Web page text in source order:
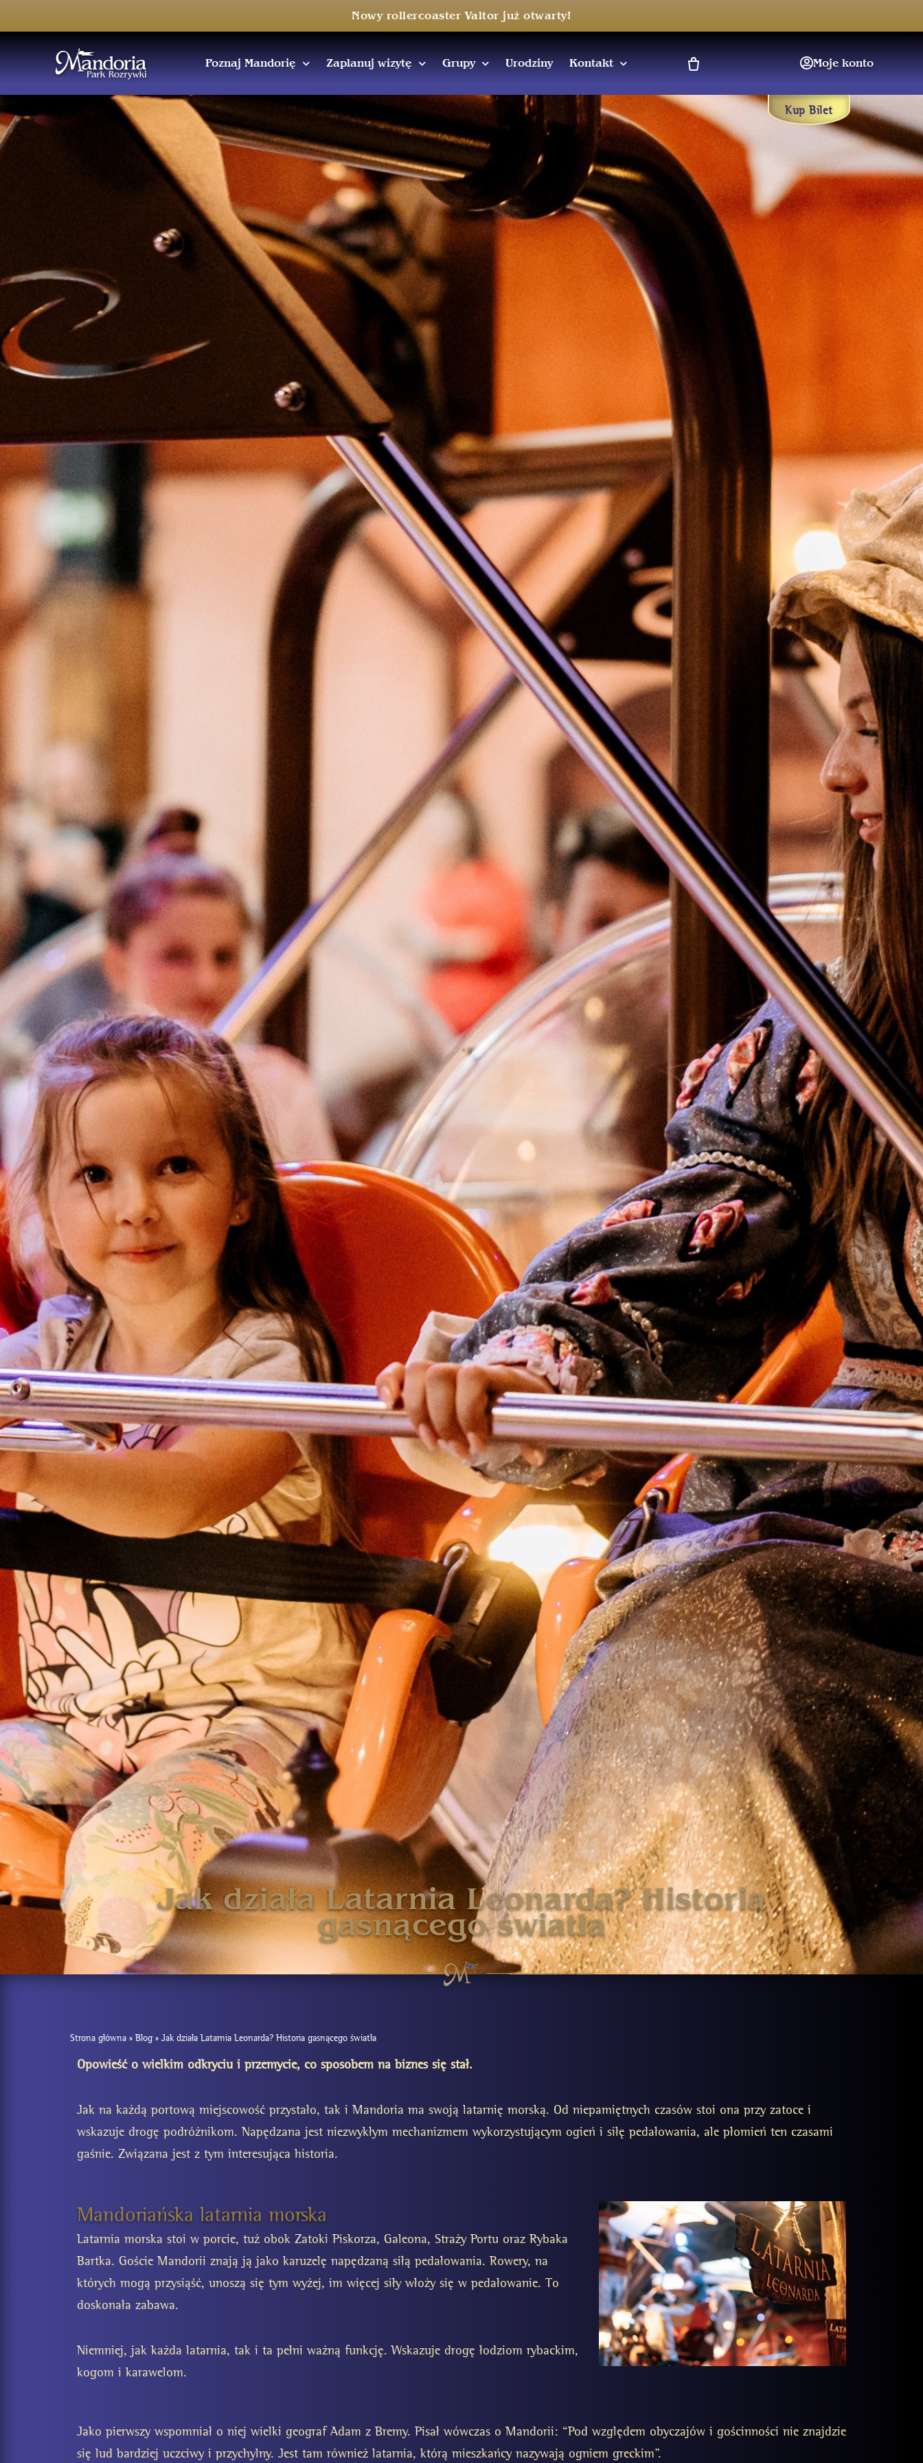
Nowy rollercoaster Valtor już otwarty!
Poznaj Mandorię Zaplanuj wizytę Grupy Urodziny Kontakt Moje konto
Kup Bilet
Jak działa Latarnia Leonarda? Historia
gasnącego światła
Strona główna » Blog» Jak działa Latarnia Leonarda? Historia gasnącego światła
Opowieść o wielkim odkryciu i przemycie, co sposobem na biznes się stał.
Jak na każdą portową miejscowość przystało, tak i Mandoria ma swoją latarnię morską. Od niepamiętnych czasów stoi ona przy zatoce i
wskazuje drogę podróżnikom. Napędzana jest niezwykłym mechanizmem wykorzystującym ogień i siłę pedałowania, ale płomień ten czasami
gaśnie. Związana jest z tym interesująca historia.
Mandoriańska latarnia morska
Latarnia morska stoi w porcie, tuż obok Zatoki Piskorza, Galeona, Straży Portu oraz Rybaka
Bartka. Goście Mandorii znają ją jako karuzelę napędzaną siłą pedałowania. Rowery, na
których mogą przysiąść, unoszą się tym wyżej, im więcej siły włoży się w pedałowanie. To
doskonała zabawa.
Niemniej, jak każda latarnia, tak i ta pełni ważną funkcję. Wskazuje drogę łodziom rybackim,
kogom i karawelom.
Jako pierwszy wspomniał o niej wielki geograf Adam z Bremy. Pisał wówczas o Mandorii: “Pod względem obyczajów i gościnności nie znajdzie
się lud bardziej uczciwy i przychylny. Jest tam również latarnia, którą mieszkańcy nazywają ogniem greckim”.